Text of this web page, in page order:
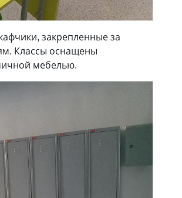
закрепленные за
Классы оснащены
мебелью.